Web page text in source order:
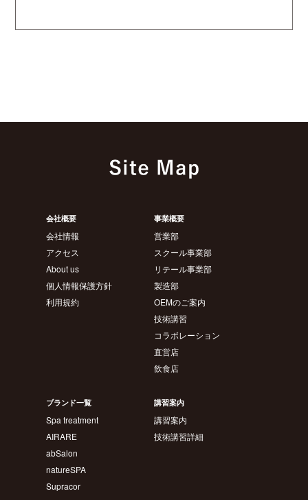
会社概要
会社情報
アクセス
About us
個人情報保護方針
利用規約
事業概要
営業部
スクール事業部
リテール事業部
製造部
OEMのご案内
技術講習
コラボレーション
直営店
飲食店
ブランド一覧
Spa treatment
AIRARE
abSalon
natureSPA
Supracor
講習案内
講習案内
技術講習詳細